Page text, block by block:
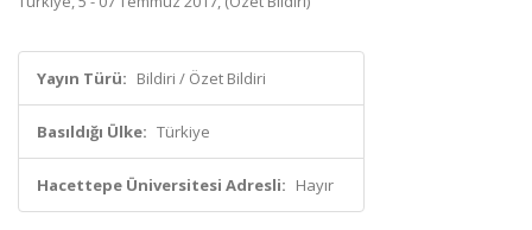
Yayın Türü: Bildiri / Özet Bildiri
Basıldığı Ülke: Türkiye
Hacettepe Üniversitesi Adresli: Hayır